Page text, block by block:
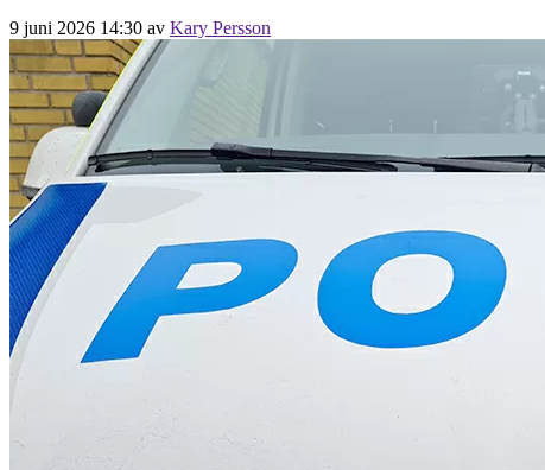
9 juni 2026 14:30 av Kary Persson